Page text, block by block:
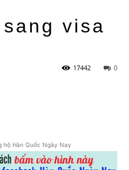
visa
0
17442
hộ Hàn Quốc Ngày Nay